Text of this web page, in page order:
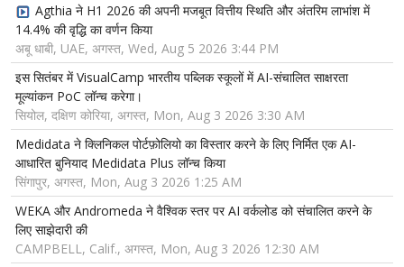
Agthia ने H1 2026 की अपनी मजबूत वित्तीय स्थिति और अंतरिम लाभांश में
14.4% की वृद्धि का वर्णन किया
अबू धाबी, UAE, अगस्त, Wed, Aug 5 2026 3:44 PM
इस सितंबर में VisualCamp भारतीय पब्लिक स्कूलों में AI-संचालित साक्षरता
मूल्यांकन PoC लॉन्च करेगा।
सियोल, दक्षिण कोरिया, अगस्त, Mon, Aug 3 2026 3:30 AM
Medidata ने क्लिनिकल पोर्टफ़ोलियो का विस्तार करने के लिए निर्मित एक AI-
आधारित बुनियाद Medidata Plus लॉन्च किया
सिंगापुर, अगस्त, Mon, Aug 3 2026 1:25 AM
WEKA और Andromeda ने वैश्विक स्तर पर AI वर्कलोड को संचालित करने के
लिए साझेदारी की
CAMPBELL, Calif., अगस्त, Mon, Aug 3 2026 12:30 AM